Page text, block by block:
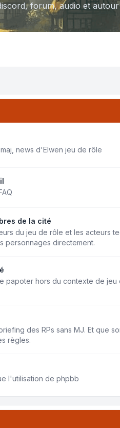
forum, audio et
news d'Elwen jeu de rôle
de la cité
du jeu de rôle et les acteurs
personnages directement.
papoter hors du contexte de
des RPs sans MJ. Et que
règles.
l'utilisation de phpbb